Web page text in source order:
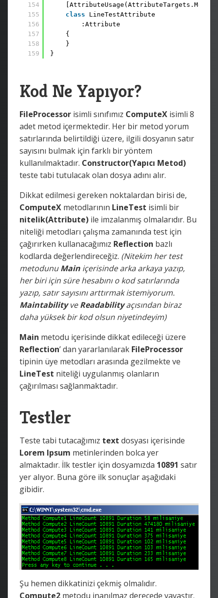
154
155
156
157
158
159
class
LineTestAttribute
:Attribute
{
}
}
Kod Ne Yapıyor?
FileProcessor isimli sınıfımız ComputeX isimli 8
adet metod içermektedir. Her bir metod yorum
satırlarında belirtildiği üzere, ilgili dosyanın satır
sayısını bulmak için farklı bir yöntem
kullanılmaktadır. Constructor(Yapıcı Metod)
teste tabi tutulacak olan dosya adını alır.
Dikkat edilmesi gereken noktalardan birisi de,
ComputeX metodlarının LineTest isimli bir
nitelik(Attribute) ile imzalanmış olmalarıdır. Bu
niteliği metodları çalışma zamanında test için
çağırırken kullanacağımız Reflection bazlı
kodlarda değerlendireceğiz. (Nitekim her test
metodunuMain içerisinde arka arkaya yazıp,
her biri için süre hesabını o kod satırlarında
yazıp, satır sayısını arttırmak istemiyorum.
MaintabilityveReadabilityaçısından biraz
daha yüksek bir kod olsun niyetindeyim)
Main metodu içerisinde dikkat edileceği üzere
Reflection’ dan yararlanılarak FileProcessor
tipinin üye metodları arasında gezilmekte ve
LineTest niteliği uygulanmış olanların
çağırılması sağlanmaktadır.
Testler
Teste tabi tutacağımız text dosyası içerisinde
Lorem Ipsum metinlerinden bolca yer
almaktadır. İlk testler için dosyamızda 10891 satır
yer alıyor. Buna göre ilk sonuçlar aşağıdaki
gibidir.
Şu hemen dikkatinizi çekmiş olmalıdır.
Compute2 metodu inanılmaz derecede yavaştır.